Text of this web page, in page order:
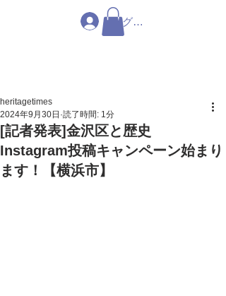
ログイン
[記者発表]金沢区と歴史
Instagram投稿キャンペーン始まり
ます！【横浜市】
heritagetimes
2024年9月30日 読了時間: 1分